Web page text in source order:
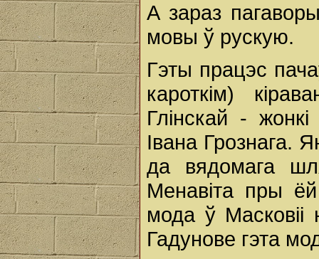
А зараз
мовы ў рускую.
Гэты працэс
кароткім)
Глінскай -
Івана Грознага.
да вядомага
Менавіта пры
мода ў
Гадунове гэта